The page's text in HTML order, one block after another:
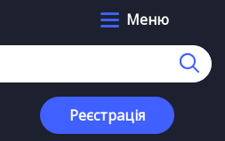
Меню
Реєстрація